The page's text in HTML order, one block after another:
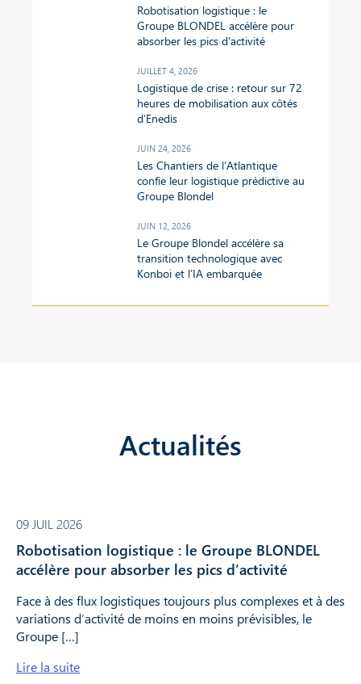
Robotisation logistique : le
Groupe BLONDEL accélère pour
absorber les pics d’activité
Logistique de crise : retour sur 72
heures de mobilisation aux côtés
d’Enedis
JUILLET 4, 2026
Les Chantiers de l’Atlantique
confie leur logistique prédictive au
Groupe Blondel
JUIN 24, 2026
Le Groupe Blondel accélère sa
transition technologique avec
Konboi et l’IA embarquée
JUIN 12, 2026
Actualités
09 JUIL 2026
Robotisation logistique : le Groupe BLONDEL
accélère pour absorber les pics d’activité
Face à des flux logistiques toujours plus complexes et à des
variations d’activité de moins en moins prévisibles, le
Groupe […]
Lire la suite